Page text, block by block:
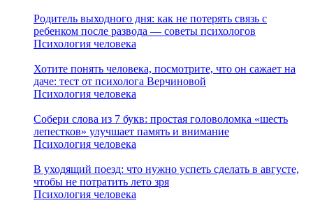
Родитель выходного дня: как не потерять связь с
ребенком после развода — советы психологов
Психология человека
Хотите понять человека, посмотрите, что он сажает на
даче: тест от психолога Верчиновой
Психология человека
Собери слова из 7 букв: простая головоломка «шесть
лепестков» улучшает память и внимание
Психология человека
В уходящий поезд: что нужно успеть сделать в августе,
чтобы не потратить лето зря
Психология человека